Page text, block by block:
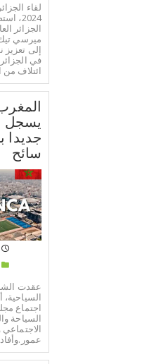
الجزائر
ميرسي
إلى تعزيز
في
ائتلاف من
يسجل
سائح
عقدت
السياحية،
اجتماع
السياحة